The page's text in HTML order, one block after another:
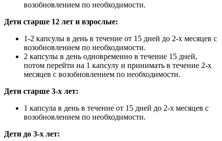
возобновлением по необходимости.
Дети старше 12 лет и взрослые:
1-2 капсулы в день в течение от 15 дней до 2-х месяцев с
возобновлением по необходимости.
2 капсулы в день одновременно в течение 15 дней,
потом перейти на 1 капсулу и принимать в течение 2-х
месяцев с возобновлением по необходимости.
Дети старше 3-х лет:
1 капсула в день в течение от 15 дней до 2-х месяцев с
возобновлением по необходимости.
Дети до 3-х лет: